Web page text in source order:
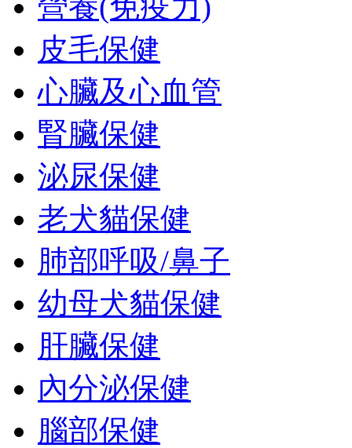
皮毛保健
心臟及心血管
腎臟保健
泌尿保健
老犬貓保健
肺部呼吸/鼻子
幼母犬貓保健
肝臟保健
內分泌保健
腦部保健